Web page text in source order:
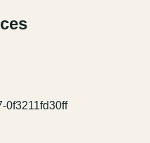
0f3211fd30ff